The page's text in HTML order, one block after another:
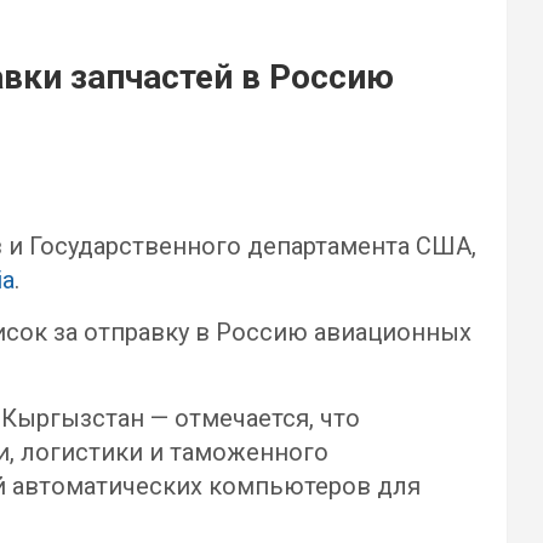
запчастей в Россию
Государственного департамента США,
.
за отправку в Россию авиационных
— отмечается, что
логистики и таможенного
компьютеров для